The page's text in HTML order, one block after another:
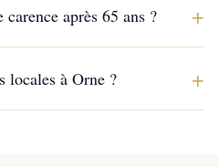
après 65 ans ? +
locales à Orne ? +